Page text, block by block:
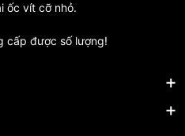
ốc vít cỡ nhỏ.
cấp được số lượng!